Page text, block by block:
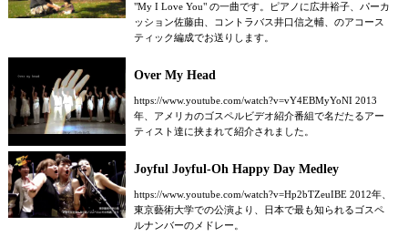
"My I Love You" の一曲です。ピアノに広井裕子、パーカ
ッション佐藤由、コントラバス井口信之輔、のアコース
ティック編成でお送りします。
Over My Head
https://www.youtube.com/watch?v=vY4EBMyYoNI 2013
年、アメリカのゴスペルビデオ紹介番組で名だたるアー
ティスト達に挟まれて紹介されました。
Joyful Joyful-Oh Happy Day Medley
https://www.youtube.com/watch?v=Hp2bTZeuIBE 2012年、
東京藝術大学での公演より、日本で最も知られるゴスペ
ルナンバーのメドレー。